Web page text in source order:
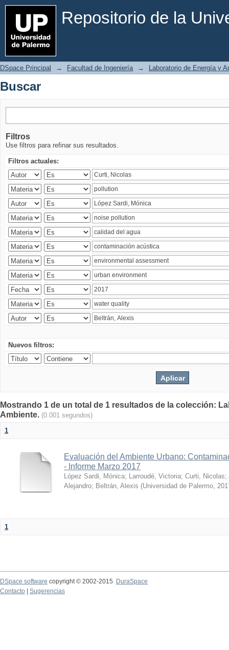
Repositorio de la
Buscar
DSpace Principal → Facultad de Ingeniería → Laboratorio de Energía y
Buscar
Filtros
Use filtros para refinar sus resultados.
Filtros actuales:
Nuevos filtros:
Mostrando 1 de un total de 1 resultados de la colección:
Ambiente. (0.001 segundos)
1
Evaluación del Ambiente Urbano:
- Informe Marzo 2017
López Sardi, Mónica; Larroudé, Victoria; Curti, Nicolas;
Alejandro; Beltrán, Alexis (Universidad de Palermo,
1
DSpace software copyright © 2002-2015
DuraSpace
Contacto
Sugerencias